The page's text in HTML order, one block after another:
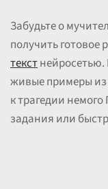
Забудьте о
получить готовое
текстнейросетью.
живые примеры
к трагедии
задания или